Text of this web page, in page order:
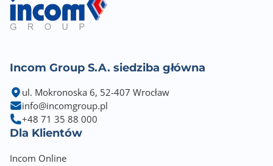
Incom Group S.A. siedziba główna
ul. Mokronoska 6, 52-407 Wrocław
info@incomgroup.pl
+48 71 35 88 000
Dla Klientów
Incom Online